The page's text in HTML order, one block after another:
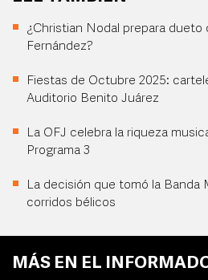
¿Christian Nodal prepara
Fernández?
Fiestas de Octubre 2025:
Auditorio Benito Juárez
La OFJ celebra la riqueza
Programa 3
La decisión que tomó la Banda
corridos bélicos
MÁS EN EL